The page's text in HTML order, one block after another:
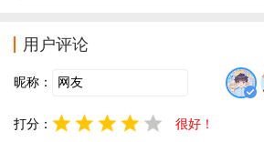
用户评论
昵称：
打分： 很好！